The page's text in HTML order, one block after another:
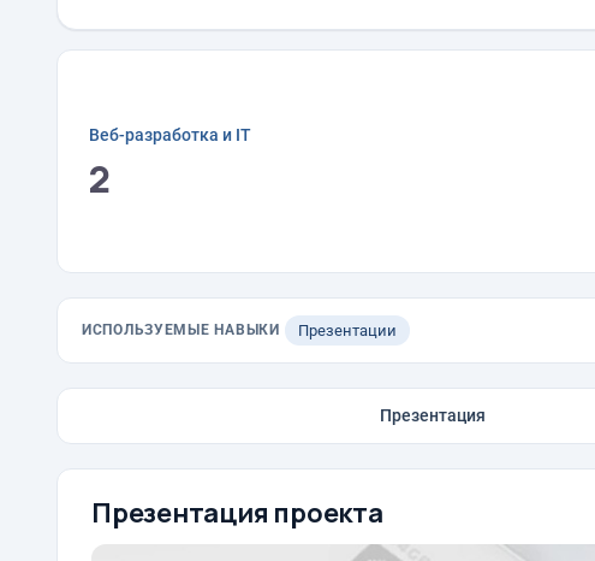
Веб-разработка и IT
2
ИСПОЛЬЗУЕМЫЕ НАВЫКИ Презентации
Презентация
Презентация проекта